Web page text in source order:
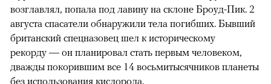
возглавлял, попала под лавину на склоне Броуд-Пик. 2
августа спасатели обнаружили тела погибших. Бывший
британский спецназовец шел к историческому
рекорду — он планировал стать первым человеком,
дважды покорившим все 14 восьмитысячников планеты
без использования кислорода.